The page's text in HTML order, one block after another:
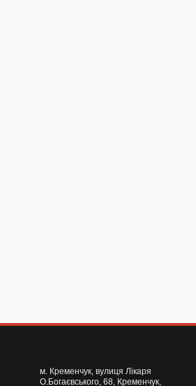
м. Кременчук, вулиця Лікаря
О.Богаєвського, 68, Кременчук,